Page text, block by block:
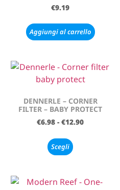
€9.19
Aggiungi al carrello
DENNERLE – CORNER
FILTER – BABY PROTECT
€6.98 - €12.90
Scegli